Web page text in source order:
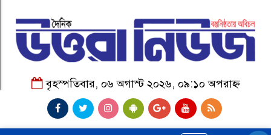
বৃহস্পতিবার, ০৬ অগাস্ট ২০২৬, ০৯:১০ অপরাহ্ন